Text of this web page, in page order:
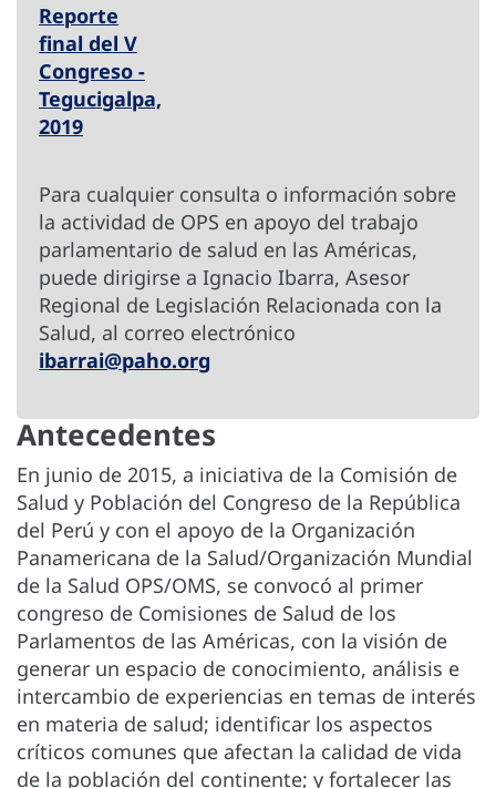
Reporte
final del V
Congreso -
Tegucigalpa,
2019
Para cualquier consulta o información sobre
la actividad de OPS en apoyo del trabajo
parlamentario de salud en las Américas,
puede dirigirse a Ignacio Ibarra, Asesor
Regional de Legislación Relacionada con la
Salud, al correo electrónico
ibarrai@paho.org
Antecedentes
En junio de 2015, a iniciativa de la Comisión de
Salud y Población del Congreso de la República
del Perú y con el apoyo de la Organización
Panamericana de la Salud/Organización Mundial
de la Salud OPS/OMS, se convocó al primer
congreso de Comisiones de Salud de los
Parlamentos de las Américas, con la visión de
generar un espacio de conocimiento, análisis e
intercambio de experiencias en temas de interés
en materia de salud; identificar los aspectos
críticos comunes que afectan la calidad de vida
de la población del continente; y fortalecer las